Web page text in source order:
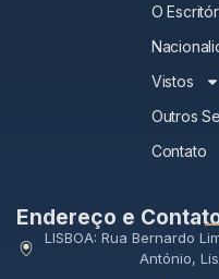
O
Vistos
Outros
Contato
Endereço e
LISBOA: Rua Bernardo
António,